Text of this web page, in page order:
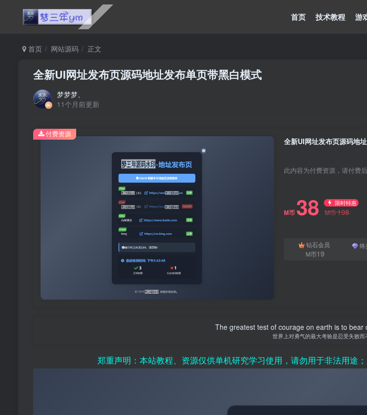
首页 技术教程 游
首页 网站源码 正文
全新UI网址发布页源码地址发布单页带黑白模式
梦梦梦、
11个月前更新
全新UI网址发布页源码地
此内容为付费资源，请付费
M币 38 限时特惠
M币198
钻石会员
M币19
终
付费资源
The greatest test of courage on earth is to bear
世界上对勇气的最大考验是忍受失败而
郑重声明：本站教程、资源仅供单机研究学习使用，请勿用于非法用途；用户